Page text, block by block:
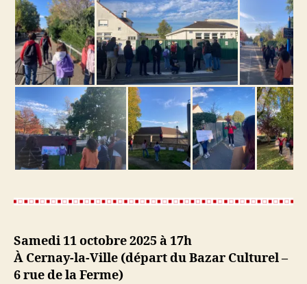
Samedi 11 octobre 2025 à 17h
À Cernay-la-Ville (départ du Bazar Culturel –
6 rue de la Ferme)